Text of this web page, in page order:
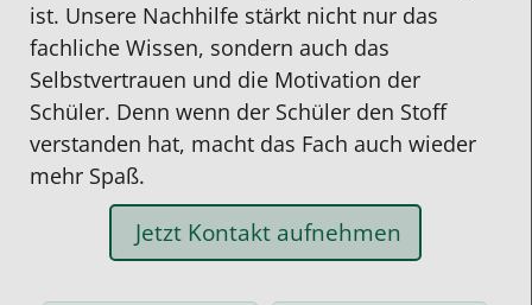
ist. Unsere Nachhilfe stärkt nicht nur das
fachliche Wissen, sondern auch das
Selbstvertrauen und die Motivation der
Schüler. Denn wenn der Schüler den Stoff
verstanden hat, macht das Fach auch wieder
mehr Spaß.
Jetzt Kontakt aufnehmen